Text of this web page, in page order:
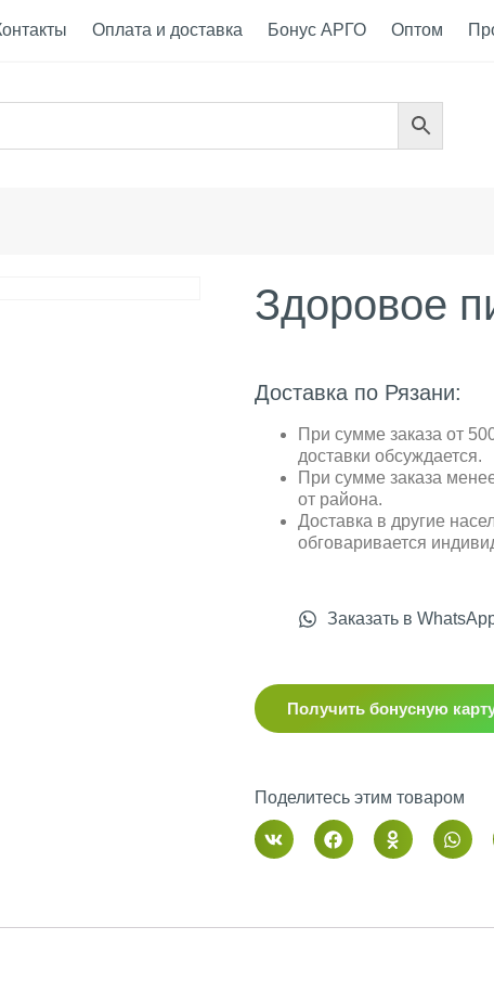
Оплата и доставка Бонус АРГО Оптом
Здоровое
Доставка по Рязани:
При сумме заказа от
доставки обсуждается.
При сумме заказа
от района.
Доставка в другие
обговаривается
Заказать в
Получить бонусную
Поделитесь этим товаром